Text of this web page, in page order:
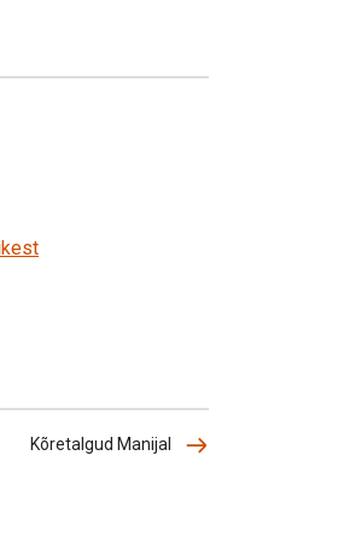
Kõretalgud Manijal